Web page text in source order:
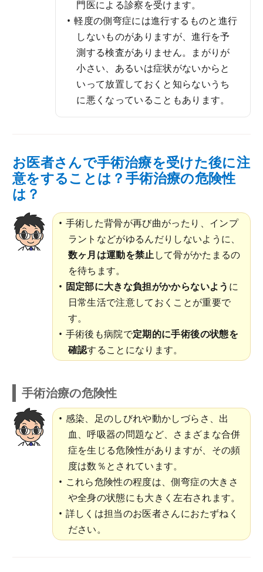
門医による診察を受けます。
軽度の側弯症には進行するものと進行
しないものがありますが、進行を予
測する検査がありません。まがりが
小さい、あるいは症状がないからと
いって放置しておくと知らないうち
に悪くなっていることもあります。
お医者さんで手術治療を受けた後に注
意をすることは？手術治療の危険性
は？
手術した背骨が再び曲がったり、インプ
ラントなどがゆるんだりしないように、
数ヶ月は運動を禁止して骨がかたまるの
を待ちます。
固定部に大きな負担がかからないよう に
日常生活で注意しておくことが重要で
す。
手術後も病院で定期的に手術後の状態を
確認することになります。
手術治療の危険性
感染、足のしびれや動かしづらさ、出
血、呼吸器の問題など、さまざまな合併
症を生じる危険性がありますが、その頻
度は数％とされています。
これら危険性の程度は、側弯症の大きさ
や全身の状態にも大きく左右されます。
詳しくは担当のお医者さんにおたずねく
ださい。